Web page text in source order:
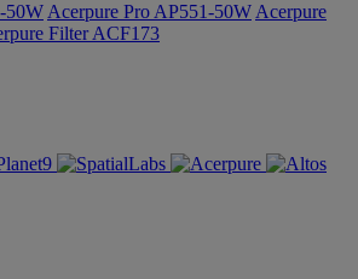
50W Acerpure Pro AP551-50W Acerpure
Filter ACF173